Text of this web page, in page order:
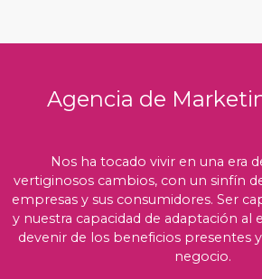
Agencia de
Nos ha tocado vivir en una era
vertiginosos cambios, con un sinfín
empresas y sus consumidores. Ser
y nuestra capacidad de adaptación al
devenir de los beneficios presentes
negocio.